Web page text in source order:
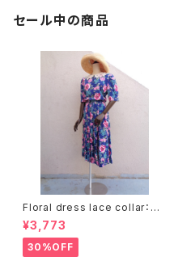
セール中の商品
Floral dress lace collar：花
柄ワンピース レース襟
¥3,773
30%OFF